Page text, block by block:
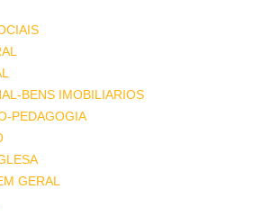
BENS IMOBILIARIOS
PEDAGOGIA
GERAL